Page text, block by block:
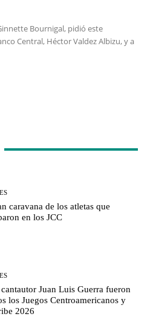
Bournigal, pidió este
Central, Héctor Valdez Albizu, y a
caravana de los atletas que
en los JCC
Juan Luis Guerra fueron
los Juegos Centroamericanos y
2026